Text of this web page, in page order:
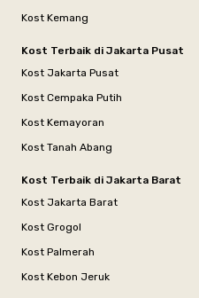
Kost Kemang
Kost Terbaik di Jakarta Pusat
Kost Jakarta Pusat
Kost Cempaka Putih
Kost Kemayoran
Kost Tanah Abang
Kost Terbaik di Jakarta Barat
Kost Jakarta Barat
Kost Grogol
Kost Palmerah
Kost Kebon Jeruk